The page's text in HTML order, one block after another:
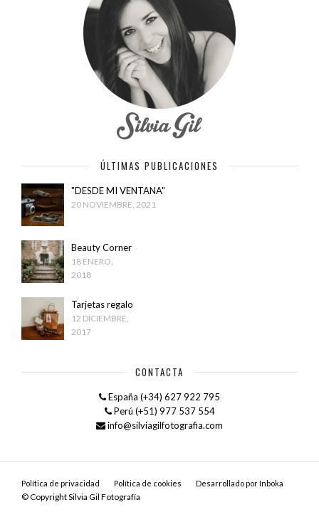
ÚLTIMAS PUBLICACIONES
"DESDE MI VENTANA"
20 NOVIEMBRE, 2021
Beauty Corner
18 ENERO,
2018
Tarjetas regalo
12 DICIEMBRE,
2017
CONTACTA
España (+34) 627 922 795
Perú (+51) 977 537 554
info@silviagilfotografia.com
Política de privacidad Política de cookies Desarrollado por Inboka
© Copyright Silvia Gil Fotografía